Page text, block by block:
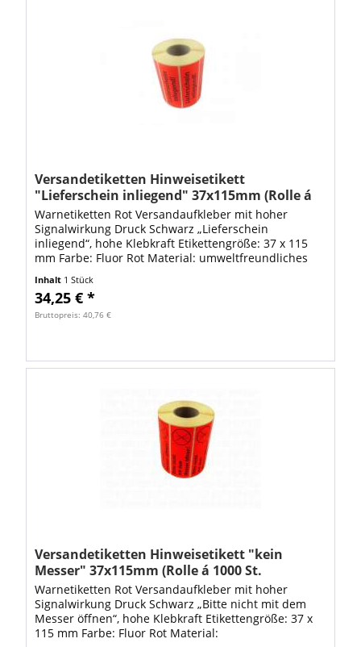
Versandetiketten Hinweisetikett
"Lieferschein inliegend" 37x115mm (Rolle á
1000 Stk. Etiketten)
Warnetiketten Rot Versandaufkleber mit hoher
Signalwirkung Druck Schwarz „Lieferschein
inliegend“, hohe Klebkraft Etikettengröße: 37 x 115
mm Farbe: Fluor Rot Material: umweltfreundliches
Inhalt 1 Stück
34,25 € *
Bruttopreis: 40,76 €
Versandetiketten Hinweisetikett "kein
Messer" 37x115mm (Rolle á 1000 St.
Etiketten)
Warnetiketten Rot Versandaufkleber mit hoher
Signalwirkung Druck Schwarz „Bitte nicht mit dem
Messer öffnen“, hohe Klebkraft Etikettengröße: 37 x
115 mm Farbe: Fluor Rot Material: